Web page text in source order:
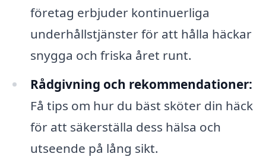
företag erbjuder kontinuerliga
underhållstjänster för att hålla häckar
snygga och friska året runt.
Rådgivning och rekommendationer:
Få tips om hur du bäst sköter din häck
för att säkerställa dess hälsa och
utseende på lång sikt.